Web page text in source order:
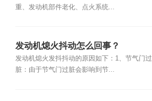
重、发动机部件老化、点火系统...
发动机熄火抖动怎么回事？
发动机熄火发抖抖动的原因如下：1、节气门过
脏：由于节气门过脏会影响到节...